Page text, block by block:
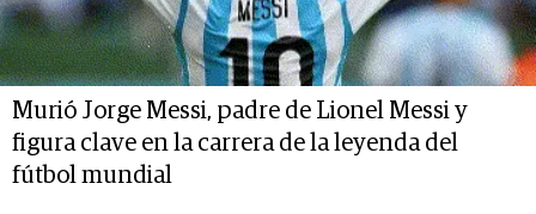
Murió Jorge Messi, padre de Lionel Messi y
figura clave en la carrera de la leyenda del
fútbol mundial